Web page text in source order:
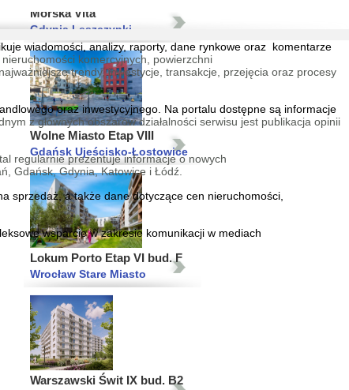
Gdynia Leszczynki
Wolne Miasto Etap VIII
Gdańsk Ujeścisko-Łostowice
Lokum Porto Etap VI bud. F
Wrocław Stare Miasto
Warszawski Świt IX bud. B2
Warszawa Targówek
wiadomości, analizy, raporty, dane rynkowe oraz komentarze
komercyjnych, powierzchni
trendy, inwestycje, transakcje, przejęcia oraz procesy
oraz inwestycyjnego. Na portalu dostępne są informacje
z głównych obszarów działalności serwisu jest publikacja opinii
regularnie prezentuje informacje o nowych
Gdańsk, Gdynia, Katowice i Łódź.
sprzedaż, a także dane dotyczące cen nieruchomości,
wsparcie w zakresie komunikacji w mediach